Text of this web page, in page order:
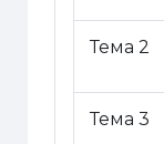
Тема 2
Тема 3